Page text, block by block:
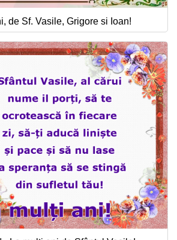
de Sf. Vasile, Grigore si Ioan!